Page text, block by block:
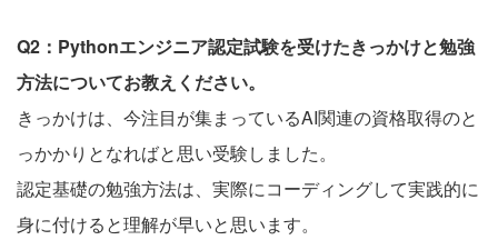
Q2：Pythonエンジニア認定試験を受けたきっかけと勉強
方法についてお教えください。
きっかけは、今注目が集まっているAI関連の資格取得のと
っかかりとなればと思い受験しました。
認定基礎の勉強方法は、実際にコーディングして実践的に
身に付けると理解が早いと思います。